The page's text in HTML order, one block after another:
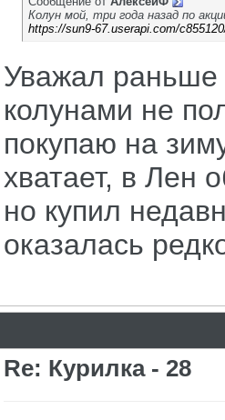
Колун мой, три года назад по
https://sun9-67.userapi.com/
Уважал раньше
колунами не
покупаю на
хватает, в Лен
но купил
оказалась
Re: Курилка - 28